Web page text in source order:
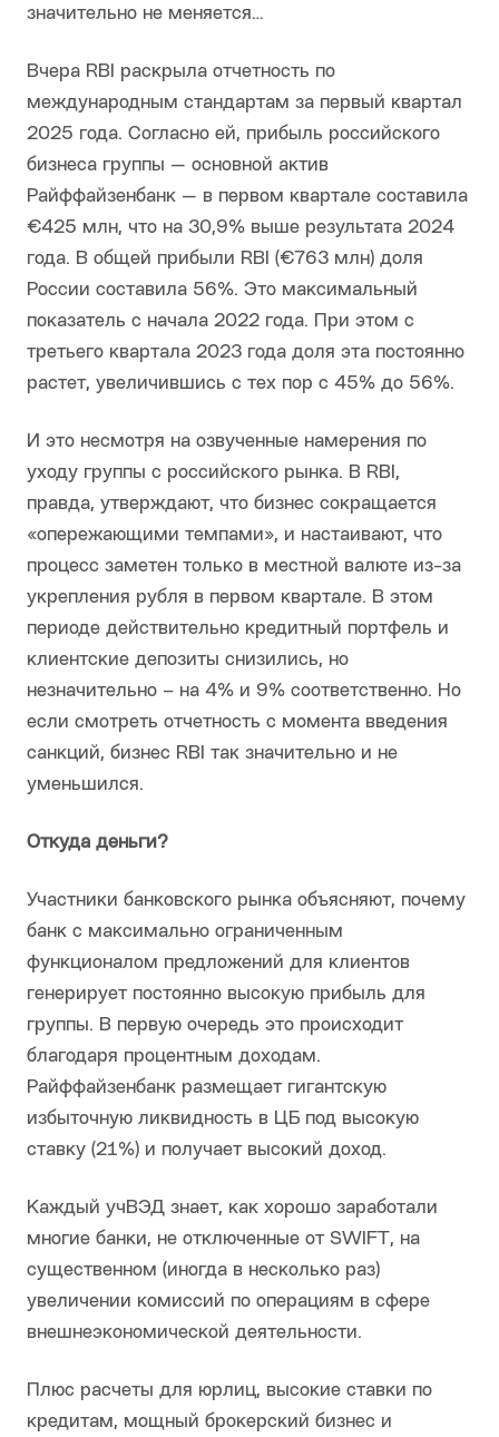
значительно не меняется…
Вчера RBI раскрыла отчетность по
международным стандартам за первый квартал
2025 года. Согласно ей, прибыль российского
бизнеса группы — основной актив
Райффайзенбанк — в первом квартале составила
€425 млн, что на 30,9% выше результата 2024
года. В общей прибыли RBI (€763 млн) доля
России составила 56%. Это максимальный
показатель с начала 2022 года. При этом с
третьего квартала 2023 года доля эта постоянно
растет, увеличившись с тех пор с 45% до 56%.
И это несмотря на озвученные намерения по
уходу группы с российского рынка. В RBI,
правда, утверждают, что бизнес сокращается
«опережающими темпами», и настаивают, что
процесс заметен только в местной валюте из-за
укрепления рубля в первом квартале. В этом
периоде действительно кредитный портфель и
клиентские депозиты снизились, но
незначительно – на 4% и 9% соответственно. Но
если смотреть отчетность с момента введения
санкций, бизнес RBI так значительно и не
уменьшился.
Откуда деньги?
Участники банковского рынка объясняют, почему
банк с максимально ограниченным
функционалом предложений для клиентов
генерирует постоянно высокую прибыль для
группы. В первую очередь это происходит
благодаря процентным доходам.
Райффайзенбанк размещает гигантскую
избыточную ликвидность в ЦБ под высокую
ставку (21%) и получает высокий доход.
Каждый учВЭД знает, как хорошо заработали
многие банки, не отключенные от SWIFT, на
существенном (иногда в несколько раз)
увеличении комиссий по операциям в сфере
внешнеэкономической деятельности.
Плюс расчеты для юрлиц, высокие ставки по
кредитам, мощный брокерский бизнес и